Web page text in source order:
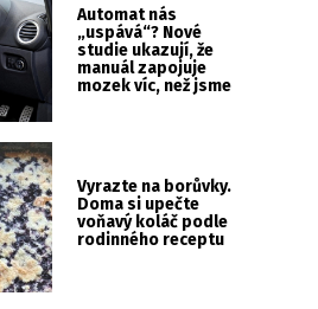
Automat nás
„uspává“? Nové
studie ukazují, že
manuál zapojuje
mozek víc, než jsme
Vyrazte na borůvky.
Doma si upečte
voňavý koláč podle
rodinného receptu